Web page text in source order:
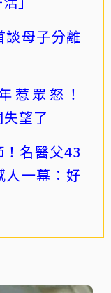
談母子分離
惹眾怒！
望了
名醫父43
一幕：好